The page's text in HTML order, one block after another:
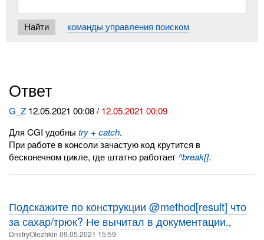
команды управления поиском
Ответ
G_Z 12.05.2021 00:08 /12.05.2021 00:09
Для CGI удобныtry + catch.
При работе в консоли зачастую код крутится в
бесконечном цикле, где штатно работает ^break[].
Подскажите по конструкции @method[result] что
за сахар/трюк? Не вычитал в документации.,
DmitryOlezhkin 09.05.2021 15:59